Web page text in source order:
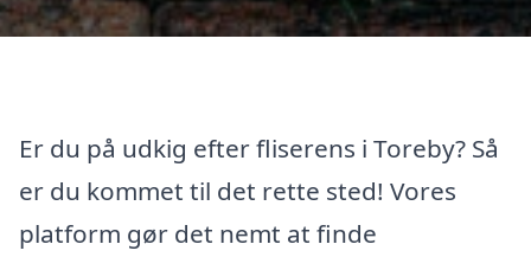
Er du på udkig efter fliserens i Toreby? Så
er du kommet til det rette sted! Vores
platform gør det nemt at finde